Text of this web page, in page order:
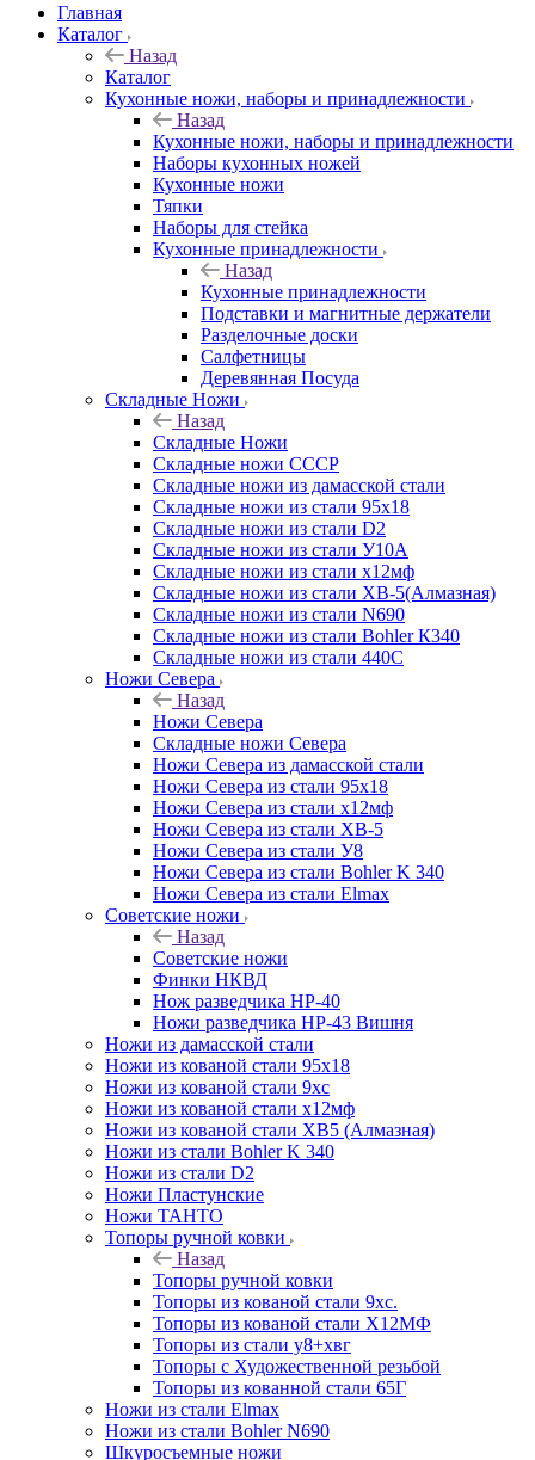
Главная
Каталог
Назад
Каталог
Кухонные ножи, наборы и принадлежности
Назад
Кухонные ножи, наборы и принадлежности
Наборы кухонных ножей
Кухонные ножи
Тяпки
Наборы для стейка
Кухонные принадлежности
Назад
Кухонные принадлежности
Подставки и магнитные держатели
Разделочные доски
Салфетницы
Деревянная Посуда
Складные Ножи
Назад
Складные Ножи
Cкладные ножи СССР
Складные ножи из дамасской стали
Складные ножи из стали 95х18
Складные ножи из стали D2
Складные ножи из стали У10А
Складные ножи из стали х12мф
Складные ножи из стали ХВ-5(Алмазная)
Складные ножи из стали N690
Складные ножи из стали Bohler К340
Складные ножи из стали 440С
Ножи Севера
Назад
Ножи Севера
Складные ножи Севера
Ножи Севера из дамасской стали
Ножи Севера из стали 95х18
Ножи Севера из стали х12мф
Ножи Севера из стали ХВ-5
Ножи Севера из стали У8
Ножи Севера из стали Bohler K 340
Ножи Севера из стали Elmax
Советские ножи
Назад
Советские ножи
Финки НКВД
Нож разведчика НР-40
Ножи разведчика НР-43 Вишня
Ножи из дамасской стали
Ножи из кованой стали 95х18
Ножи из кованой стали 9хс
Ножи из кованой стали х12мф
Ножи из кованой стали ХВ5 (Алмазная)
Ножи из стали Bohler K 340
Ножи из стали D2
Ножи Пластунские
Ножи ТАНТО
Топоры ручной ковки
Назад
Топоры ручной ковки
Топоры из кованой стали 9хс.
Топоры из кованой стали Х12МФ
Топоры из стали у8+хвг
Топоры с Художественной резьбой
Топоры из кованной стали 65Г
Ножи из стали Elmax
Ножи из стали Bohler N690
Шкуросъемные ножи